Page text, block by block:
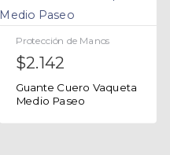
Protección de Manos
$2.142
Guante Cuero Vaqueta
Medio Paseo